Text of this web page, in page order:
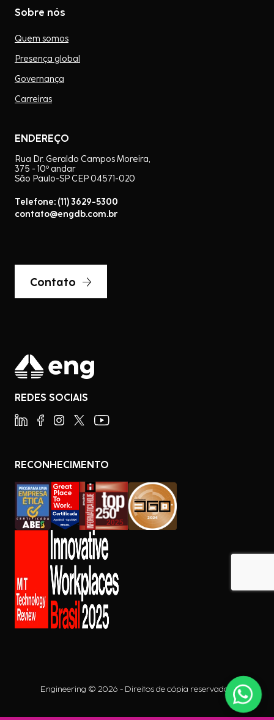
Sobre nós
Quem somos
Presença global
Governança
Carreiras
ENDEREÇO
Rua Dr. Geraldo Campos Moreira,
375 - 10º andar
São Paulo-SP CEP 04571-020
Telefone: (11) 3629-5300
contato@engdb.com.br
Contato
REDES SOCIAIS
RECONHECIMENTO
Engineering © 2026 - Direitos de cópia reservados.